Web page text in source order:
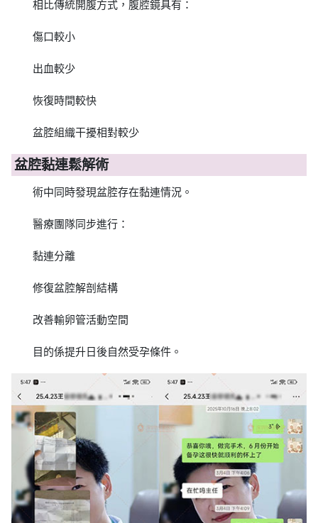
相比傳統開腹方式，腹腔鏡具有：
傷口較小
出血較少
恢復時間較快
盆腔組織干擾相對較少
盆腔黏連鬆解術
術中同時發現盆腔存在黏連情況。
醫療團隊同步進行：
黏連分離
修復盆腔解剖結構
改善輸卵管活動空間
目的係提升日後自然受孕條件。